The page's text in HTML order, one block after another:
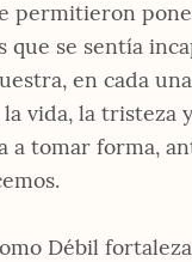
permitieron
que se sentía
en cada
vida, la tristeza
a tomar forma,
Débil